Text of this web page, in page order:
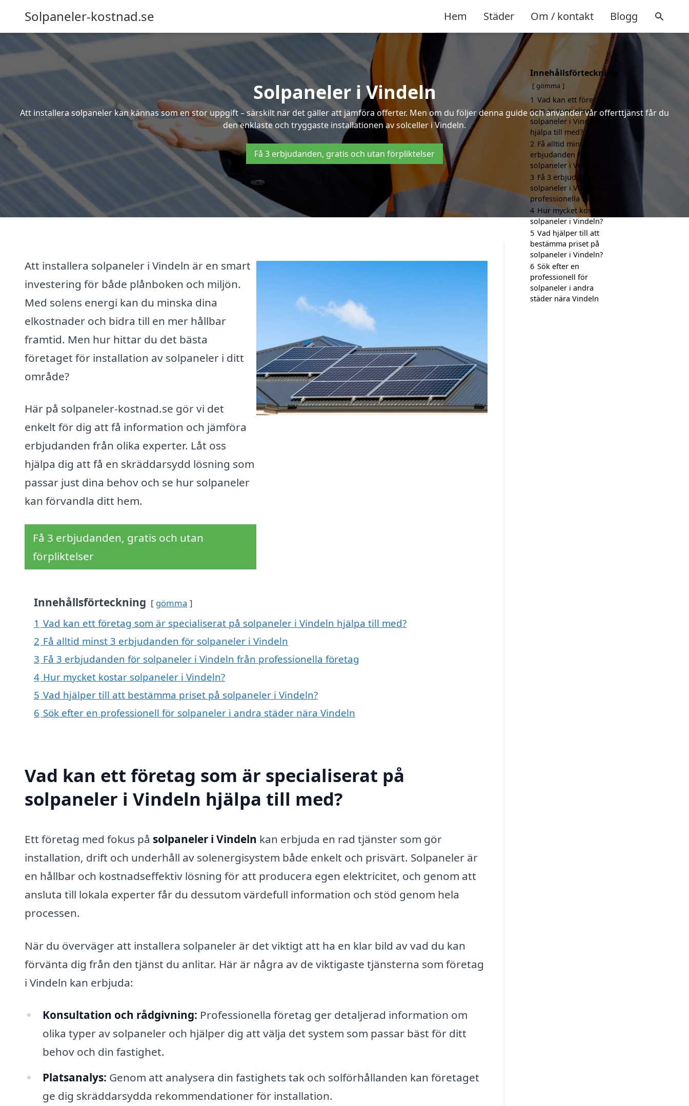
Solpaneler-kostnad.se Hem Städer Om / kontakt Blogg
Solpaneler i Vindeln
Att installera solpaneler kan kännas som en stor uppgift – särskilt när det gäller att jämföra offerter. Men om du följer denna guide och använder vår offerttjänst får du
den enklaste och tryggaste installationen av solceller i Vindeln.
Få 3 erbjudanden, gratis och utan förpliktelser
Att installera solpaneler i Vindeln är en smart
investering för både plånboken och miljön.
Med solens energi kan du minska dina
elkostnader och bidra till en mer hållbar
framtid. Men hur hittar du det bästa
företaget för installation av solpaneler i ditt
område?
Här på solpaneler-kostnad.se gör vi det
enkelt för dig att få information och jämföra
erbjudanden från olika experter. Låt oss
hjälpa dig att få en skräddarsydd lösning som
passar just dina behov och se hur solpaneler
kan förvandla ditt hem.
Få 3 erbjudanden, gratis och utan
förpliktelser
Innehållsförteckning gömma
1 Vad kan ett företag som är specialiserat på solpaneler i Vindeln hjälpa till med?
2 Få alltid minst 3 erbjudanden för solpaneler i Vindeln
3 Få 3 erbjudanden för solpaneler i Vindeln från professionella företag
4 Hur mycket kostar solpaneler i Vindeln?
5 Vad hjälper till att bestämma priset på solpaneler i Vindeln?
6 Sök efter en professionell för solpaneler i andra städer nära Vindeln
Vad kan ett företag som är specialiserat på
solpaneler i Vindeln hjälpa till med?
Ett företag med fokus på solpaneler i Vindeln kan erbjuda en rad tjänster som gör
installation, drift och underhåll av solenergisystem både enkelt och prisvärt. Solpaneler är
en hållbar och kostnadseffektiv lösning för att producera egen elektricitet, och genom att
ansluta till lokala experter får du dessutom värdefull information och stöd genom hela
processen.
När du överväger att installera solpaneler är det viktigt att ha en klar bild av vad du kan
förvänta dig från den tjänst du anlitar. Här är några av de viktigaste tjänsterna som företag
i Vindeln kan erbjuda:
Konsultation och rådgivning: Professionella företag ger detaljerad information om
olika typer av solpaneler och hjälper dig att välja det system som passar bäst för ditt
behov och din fastighet.
Platsanalys: Genom att analysera din fastighets tak och solförhållanden kan företaget
ge dig skräddarsydda rekommendationer för installation.
Innehållsförteckning
gömma
1 Vad kan ett företag
som är specialiserat på
solpaneler i Vindeln
hjälpa till med?
2 Få alltid minst 3
erbjudanden för
solpaneler i Vindeln
3 Få 3 erbjudanden för
solpaneler i Vindeln från
professionella företag
4 Hur mycket kostar
solpaneler i Vindeln?
5 Vad hjälper till att
bestämma priset på
solpaneler i Vindeln?
6 Sök efter en
professionell för
solpaneler i andra
städer nära Vindeln